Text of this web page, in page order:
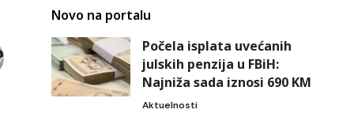
Novo na portalu
Počela isplata uvećanih
julskih penzija u FBiH:
Najniža sada iznosi 690 KM
Aktuelnosti